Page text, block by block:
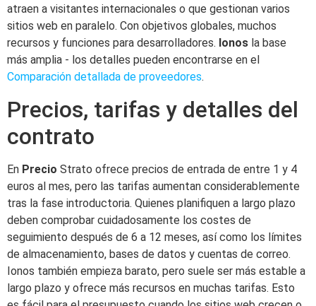
atraen a visitantes internacionales o que gestionan varios
sitios web en paralelo. Con objetivos globales, muchos
recursos y funciones para desarrolladores. Ionos la base
más amplia - los detalles pueden encontrarse en el
Comparación detallada de proveedores.
Precios, tarifas y detalles del
contrato
En Precio Strato ofrece precios de entrada de entre 1 y 4
euros al mes, pero las tarifas aumentan considerablemente
tras la fase introductoria. Quienes planifiquen a largo plazo
deben comprobar cuidadosamente los costes de
seguimiento después de 6 a 12 meses, así como los límites
de almacenamiento, bases de datos y cuentas de correo.
Ionos también empieza barato, pero suele ser más estable a
largo plazo y ofrece más recursos en muchas tarifas. Esto